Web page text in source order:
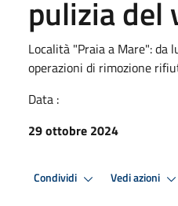
pulizia del
Località "Praia a Mare": da
operazioni di rimozione
Data :
29 ottobre 2024
Condividi Vedi azioni